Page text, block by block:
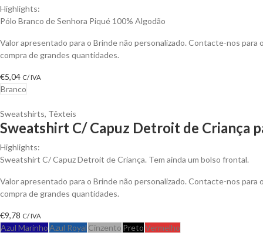
Highlights:
Pólo Branco de Senhora Piqué 100% Algodão
Valor apresentado para o Brinde não personalizado. Contacte-nos para
compra de grandes quantidades.
€5,04 C/ IVA
Branco
Sweatshirts, Têxteis
Sweatshirt C/ Capuz Detroit de Criança
Highlights:
Sweatshirt C/ Capuz Detroit de Criança. Tem ainda um bolso frontal.
Valor apresentado para o Brinde não personalizado. Contacte-nos para
compra de grandes quantidades.
€9,78 C/ IVA
Azul MarinhoAzul Royal Cinzento PretoVermelho